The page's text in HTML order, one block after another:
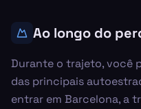
Ao longo do
Durante o trajeto, você
das principais
entrar em Barcelona, a